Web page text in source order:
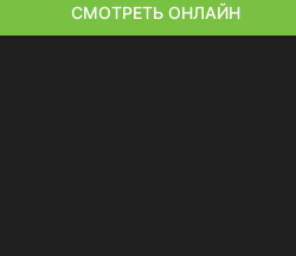
СМОТРЕТЬ ОНЛАЙН